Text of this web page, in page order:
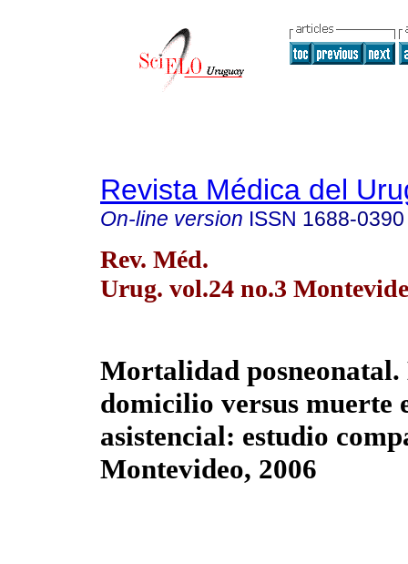
Revista Médica del
On-line version ISSN 1688-0390
Rev. Méd.
Urug. vol.24 no.3
Mortalidad posneonatal.
domicilio versus muerte
asistencial: estudio
Montevideo, 2006